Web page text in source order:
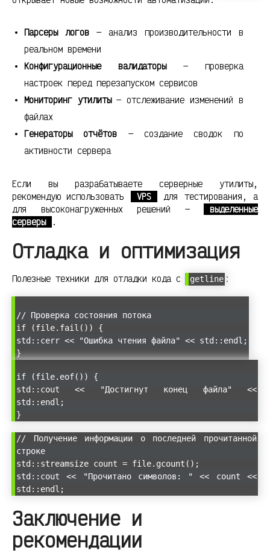
Парсеры логов— анализ производительности в
реальном времени
Конфигурационные валидаторы— проверка
настроек перед перезапуском сервисов
Мониторинг утилиты— отслеживание изменений в
файлах
Генераторы отчётов — создание сводок по
активности сервера
Если вы разрабатываете серверные утилиты,
рекомендую использовать
VPS
для тестирования, а
для высоконагруженных решений —
выделенные
серверы
.
Отладка и оптимизация
Полезные техники для отладки кода с getline :
// Проверка состояния потока
if (file.fail()) {
std::cerr << "Ошибка чтения файла" << std::endl;
}
if (file.eof()) {
std::cout << "Достигнут конец файла" <<
std::endl;
}
// Получение информации о последней прочитанной
строке
std::streamsize count = file.gcount();
std::cout << "Прочитано символов: " << count <<
std::endl;
Заключение и
рекомендации